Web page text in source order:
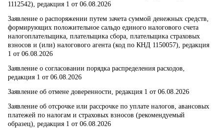
1112542), редакция 1 от 06.08.2026
Заявление о распоряжении путем зачета суммой денежных средств,
формирующих положительное сальдо единого налогового счета
налогоплательщика, плательщика сбора, плательщика страховых
взносов и (или) налогового агента (код по КНД 1150057), редакция
1 от 06.08.2026
Заявление о согласовании порядка распределения расходов,
редакция 1 от 06.08.2026
Заявление об отмене доверенности, редакция 1 от 06.08.2026
Заявление об отсрочке или рассрочке по уплате налогов, авансовых
платежей по налогам и страховых взносов (рекомендуемый
образец), редакция 1 от 06.08.2026